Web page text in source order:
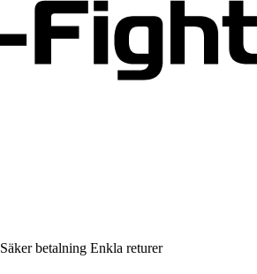
Säker betalning Enkla returer